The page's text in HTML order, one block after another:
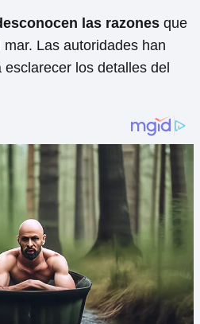
las razones que
Las autoridades han
los detalles del